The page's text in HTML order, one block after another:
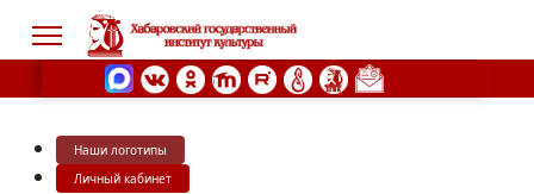
Наши логотипы
Личный кабинет